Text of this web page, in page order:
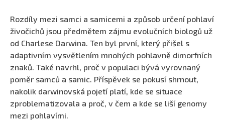
Rozdíly mezi samci a samicemi a způsob určení pohlaví
živočichů jsou předmětem zájmu evolučních biologů už
od Charlese Darwina. Ten byl první, který přišel s
adaptivním vysvětlením mnohých pohlavně dimorfních
znaků. Také navrhl, proč v populaci bývá vyrovnaný
poměr samců a samic. Příspěvek se pokusí shrnout,
nakolik darwinovská pojetí platí, kde se situace
zproblematizovala a proč, v čem a kde se liší genomy
mezi pohlavími.